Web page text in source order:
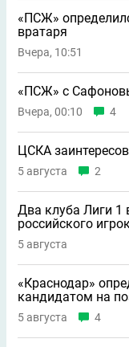
«ПСЖ»
вратаря
Вчера, 10:51
«ПСЖ» с
Вчера, 00:10 4
ЦСКА
5 августа 2
Два клуба Лиги 1
российского
5 августа
«Краснодар»
кандидатом на
5 августа 4